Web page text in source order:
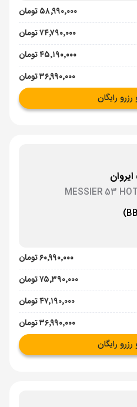
۵۸٬۹۹۰٬۰۰۰ تومان
۷۴٬۷۹۰٬۰۰۰ تومان
۴۵٬۱۹۰٬۰۰۰ تومان
۳۶٬۹۹۰٬۰۰۰ تومان
رایگان
MESSIER 53
۶۰٬۹۹۰٬۰۰۰ تومان
۷۵٬۳۹۰٬۰۰۰ تومان
۴۷٬۱۹۰٬۰۰۰ تومان
۳۶٬۹۹۰٬۰۰۰ تومان
رایگان